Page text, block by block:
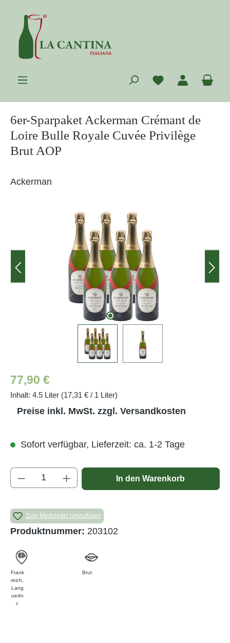
Zum Hauptinhalt springen
Du hast 0
6er-Sparpaket Ackerman Crémant de
Loire Bulle Royale Cuvée Privilège
Brut AOP
Ackerman
Bildergalerie überspringen
Regulärer Preis:
77,90 €
Inhalt: 4.5 Liter (17,31 € / 1 Liter)
Preise inkl. MwSt. zzgl. Versandkosten
Sofort verfügbar, Lieferzeit: ca. 1-2 Tage
Produkt Anzahl: Gib den gewünschten
In den Warenkorb
Zum Merkzettel hinzufügen
Produktnummer: 203102
Frank
reich
Lang
uedo
c
Brut